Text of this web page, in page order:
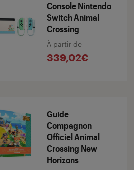
Console Nintendo
Switch Animal
Crossing
À partir de
339,02€
Guide
Compagnon
Officiel Animal
Crossing New
Horizons